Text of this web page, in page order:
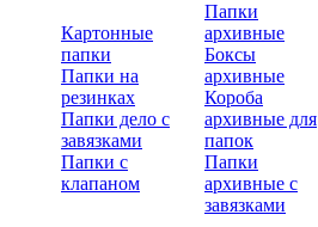
Картонные
папки
Папки на
резинках
Папки дело с
завязками
Папки с
клапаном
Папки
архивные
Боксы
архивные
Короба
архивные для
папок
Папки
архивные с
завязками